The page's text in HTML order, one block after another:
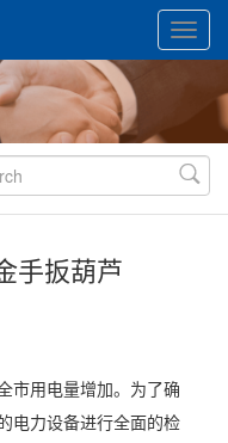

手扳葫芦
市用电量增加。为了确
电力设备进行全面的检